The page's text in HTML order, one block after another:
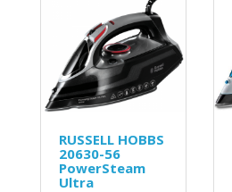
RUSSELL HOBBS
20630-56
PowerSteam
Ultra